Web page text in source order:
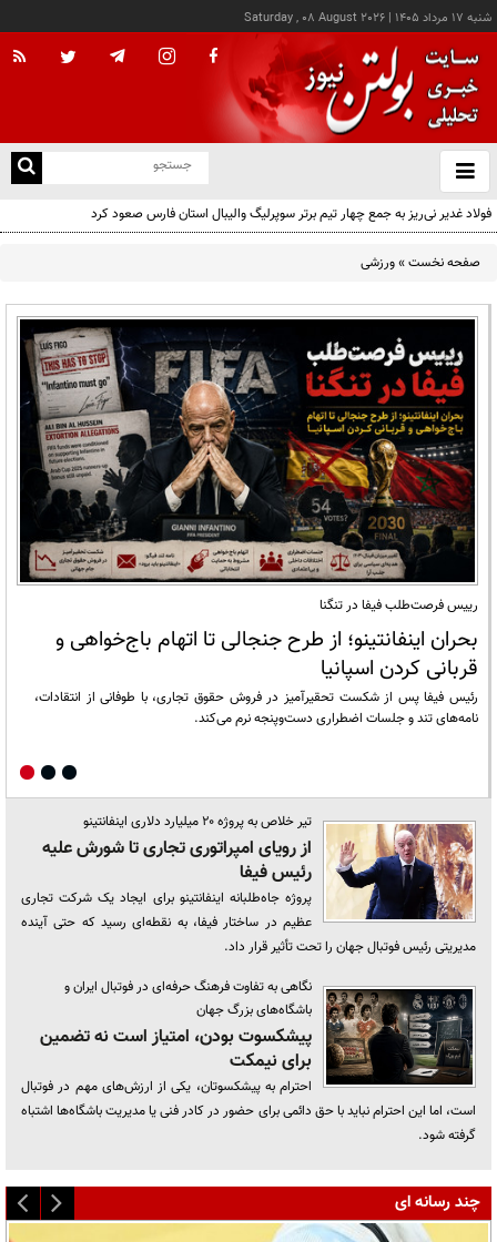
شنبه ۱۷ مرداد ۱۴۰۵ |
Saturday , 08 August 2026
باز
و
فولاد غدیر نی‌ریز به جمع چهار تیم برتر سوپرلیگ والیبال استان فارس صعود کرد
صفحه نخست»ورزشی
رییس فرصت‌طلب فیفا در تنگنا
بحران اینفانتینو؛ از طرح جنجالی تا اتهام باج‌خواهی و
قربانی کردن اسپانیا
رئیس فیفا پس از شکست تحقیرآمیز در فروش حقوق تجاری، با طوفانی از انتقادات،
نامه‌های تند و جلسات اضطراری دست‌وپنجه نرم می‌کند.
تیر خلاص به پروژه ۲۰ میلیارد دلاری اینفانتینو
از رویای امپراتوری تجاری تا شورش علیه
رئیس فیفا
پروژه جاه‌طلبانه اینفانتینو برای ایجاد یک شرکت تجاری
عظیم در ساختار فیفا، به نقطه‌ای رسید که حتی آینده
مدیریتی رئیس فوتبال جهان را تحت تأثیر قرار داد.
نگاهی به تفاوت فرهنگ حرفه‌ای در فوتبال ایران و
باشگاه‌های بزرگ جهان
پیشکسوت بودن، امتیاز است نه تضمین
برای نیمکت
احترام به پیشکسوتان، یکی از ارزش‌های مهم در فوتبال
است، اما این احترام نباید با حق دائمی برای حضور در کادر فنی یا مدیریت باشگاه‌ها اشتباه
گرفته شود.
چند رسانه ای